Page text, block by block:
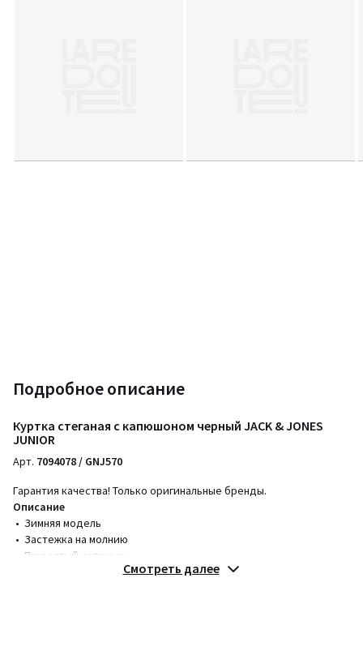
Подробное описание
Куртка стеганая с капюшоном черный JACK & JONES
JUNIOR
Арт. 7094078 / GNJ570
Гарантия качества! Только оригинальные бренды.
Описание
• Зимняя модель
• Застежка на молнию
• Пришитый капюшон
• Длина: укороченная модельСмотреть далее